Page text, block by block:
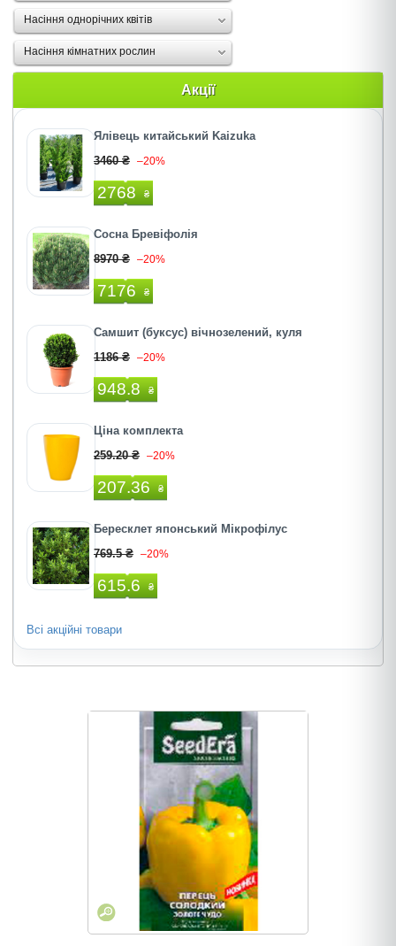
Насіння однорічних квітів
Насіння кімнатних рослин
Акції
Ялівець китайський Kaizuka
3460 ₴ –20%
2768 ₴
Сосна Бревіфолія
8970 ₴ –20%
7176 ₴
Самшит (буксус) вічнозелений, куля
1186 ₴ –20%
948.8 ₴
Ціна комплекта
259.20 ₴ –20%
207.36 ₴
Бересклет японський Мікрофілус
769.5 ₴ –20%
615.6 ₴
Всі акційні товари